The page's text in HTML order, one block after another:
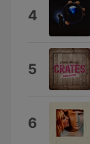
4
5
6